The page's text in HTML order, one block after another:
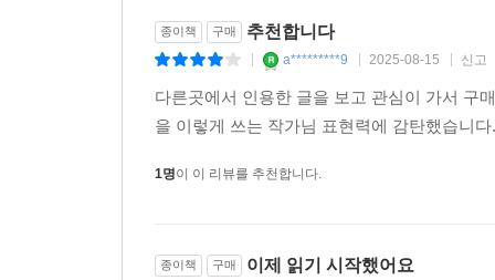
말하지만, 또 누구나 사랑을 비웃는 시대에 연정
그러니 아름다울 수밖에 없다는 사실을 기억하
다짐.” _82p, 「외로움 목격자」 중
“뾰족한 것들은 전부 슬라임으로 덮어 놓았어요.
종이책 구매 추천합니다
a*********9 2025-08-15 신고
다른곳에서 인용한 글을 보고 관심이 가서 구
을 이렇게 쓰는 작가님 표현력에 감탄했습니
1명이 이 리뷰를 추천합니다.
종이책 구매 이제 읽기 시작했어요